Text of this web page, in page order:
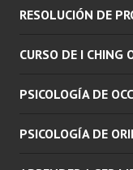
RESOLUCIÓN DE
CURSO DE I CHING
PSICOLOGÍA DE
PSICOLOGÍA DE